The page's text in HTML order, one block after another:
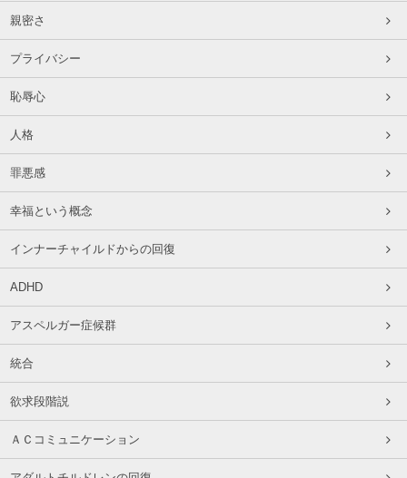
親密さ
プライバシー
恥辱心
人格
罪悪感
幸福という概念
インナーチャイルドからの回復
ADHD
アスペルガー症候群
統合
欲求段階説
ＡＣコミュニケーション